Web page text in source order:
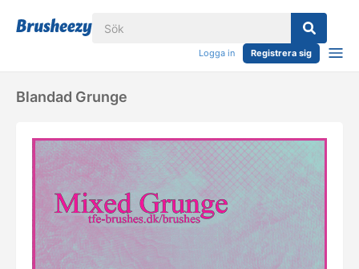
Logga in Registrera sig
Blandad Grunge